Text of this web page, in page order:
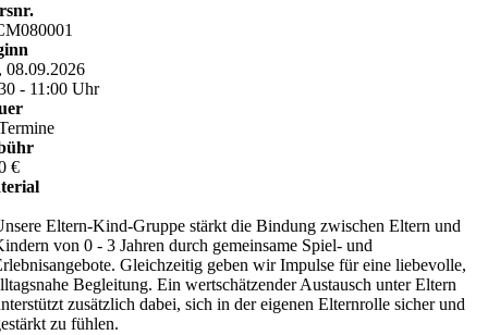
08.09.2026
- 11:00 Uhr
€
Eltern-Kind-Gruppe stärkt die Bindung zwischen Eltern und
von 0 - 3 Jahren durch gemeinsame Spiel- und
Gleichzeitig geben wir Impulse für eine liebevolle,
Begleitung. Ein wertschätzender Austausch unter Eltern
zusätzlich dabei, sich in der eigenen Elternrolle sicher und
zu fühlen.